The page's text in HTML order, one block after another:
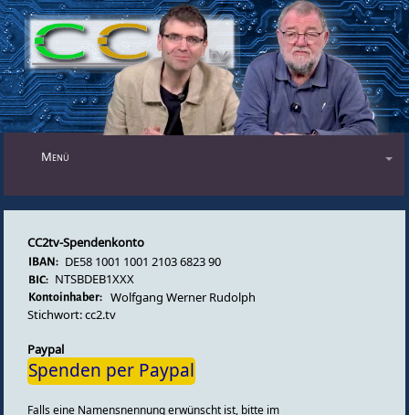
Menü
Blog
Audiosendungen
Videosendungen
Forum
Datenschutz
CC2tv-Spendenkonto
DE58 1001 1001 2103 6823 90
NTSBDEB1XXX
Wolfgang Werner Rudolph
Stichwort: cc2.tv
Paypal
Spenden per Paypal
Falls eine Namensnennung erwünscht ist, bitte im